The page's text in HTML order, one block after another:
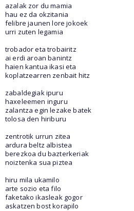
azalak zor du mamia
hau ez da okzitania
felibre jaunen lore jokoek
urri zuten legamia
trobador eta trobairitz
ai erdi aroan banintz
haien kantua ikasi eta
koplatzearren zenbait hitz
zabaldegiak ipuru
haxeleemen inguru
zalantza egin lezake batek
tolosa den hiriburu
zentrotik urrun zitea
ardura beltz albistea
berezkoa du bazterkeriak
noiztenka sua piztea
hiru mila ukamilo
arte sozio eta filo
faketako ikasleak gogor
askatzen bost korapilo